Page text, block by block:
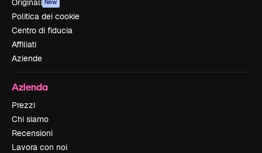
Originali New
Politica dei cookie
Centro di fiducia
Affiliati
Aziende
Azienda
Prezzi
Chi siamo
Recensioni
Lavora con noi